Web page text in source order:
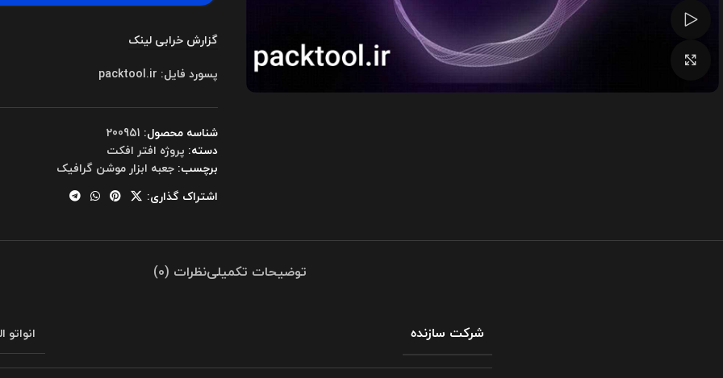
گزارش خرابی لینک
پسورد فایل: packtool.ir
شناسه محصول: 200951
دسته: پروژه افتر افکت
برچسب: جعبه ابزار موشن گرافیک
اشتراک گذاری:
توضیحات تکمیلینظرات (0)
شرکت سازنده انواتو